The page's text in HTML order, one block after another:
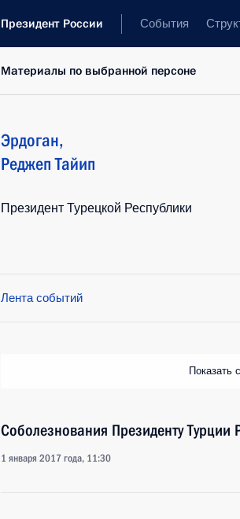
Президент России События
Материалы по выбранной персоне
Эрдоган,
Реджеп Тайип
Президент Турецкой Республики
Лента событий
Показать
Соболезнования Президенту Турции
1 января 2017 года, 11:30